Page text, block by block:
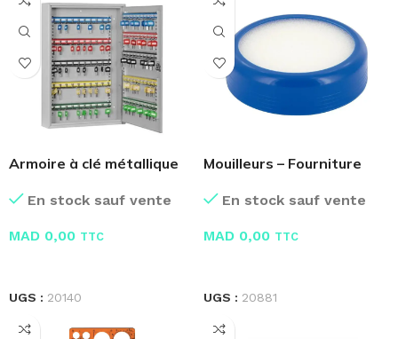
Armoire à clé métallique
En stock sauf vente
MAD 0,00 TTC
UGS : 20140
Mouilleurs – Fourniture
En stock sauf vente
MAD 0,00 TTC
UGS : 20881